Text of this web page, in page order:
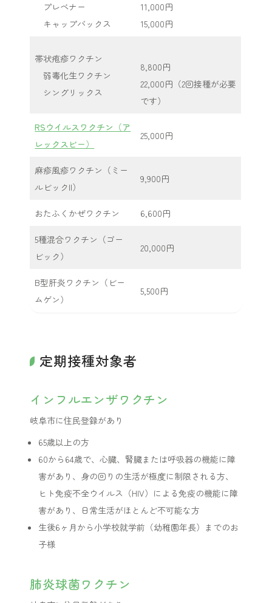
プレベナー
キャップバックス
11,000円
15,000円
帯状疱疹ワクチン
弱毒化生ワクチン
シングリックス
8,800円
22,000円（2回接種が必要
です）
RSウイルスワクチン（ア
レックスビー）
25,000円
麻疹風疹ワクチン（ミー
ルビックII）
9,900円
おたふくかぜワクチン 6,600円
5種混合ワクチン（ゴー
ビック）
20,000円
B型肝炎ワクチン（ビー
ムゲン）
5,500円
定期接種対象者
インフルエンザワクチン
岐阜市に住民登録があり
65歳以上の方
60から64歳で、心臓、腎臓または呼吸器の機能に障
害があり、身の回りの生活が極度に制限される方、
ヒト免疫不全ウイルス（HIV）による免疫の機能に障
害があり、日常生活がほとんど不可能な方
生後6ヶ月から小学校就学前（幼稚園年長）までのお
子様
肺炎球菌ワクチン